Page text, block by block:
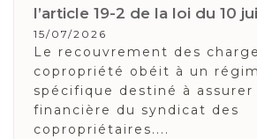
l’article 19-2 de la loi du 10
15/07/2026
Le recouvrement des
copropriété obéit à un
spécifique destiné à assurer
financière du syndicat des
copropriétaires....